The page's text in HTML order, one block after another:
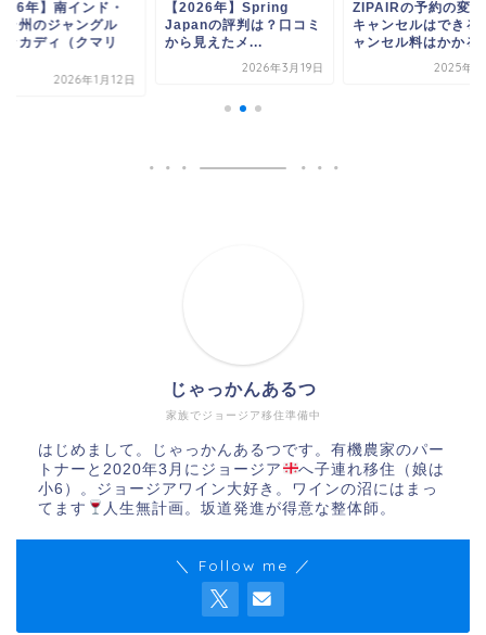
年】Spring
の評判は？口コミ
見えたメ...
ZIPAIRの予約の変更や
キャンセルはできる？キ
ャンセル料はかかる...
2025年2月4日
【2026年】南イン
ケララ州のジャング
「テッカディ（クマ
家族でジョージア移住準備中
じゃっかんあるつ
はじめまして。じゃっかんあるつです。有機農家のパー
トナーと2020年3月にジョージア
へ子連れ移住（娘は
小6）。ジョージアワイン大好き。ワインの沼にはまっ
てます
人生無計画。坂道発進が得意な整体師。
＼ Follow me ／